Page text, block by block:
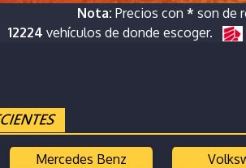
Nota: Precios con * son de
12224 vehículos de donde escoger.
Mercedes Benz